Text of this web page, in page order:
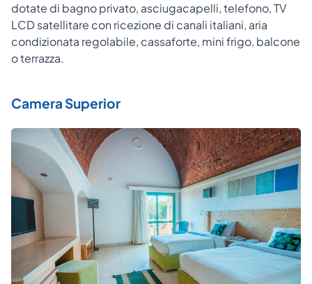
dotate di bagno privato, asciugacapelli, telefono, TV
LCD satellitare con ricezione di canali italiani, aria
condizionata regolabile, cassaforte, mini frigo, balcone
o terrazza.
Camera Superior